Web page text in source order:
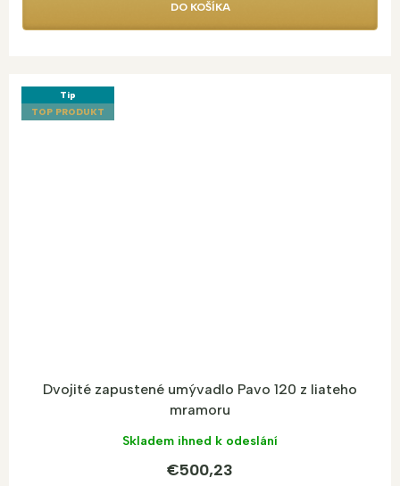
DO KOŠÍKA
Tip
TOP PRODUKT
Dvojité zapustené umývadlo Pavo 120 z liateho
mramoru
Skladem ihned k odeslání
€500,23